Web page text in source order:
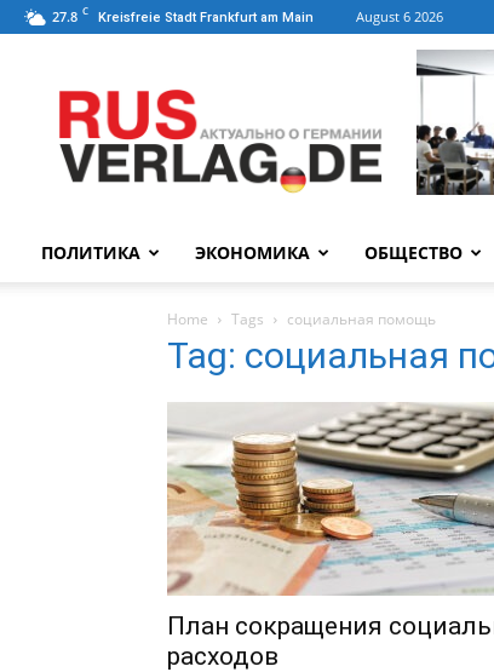
27.8 C Kreisfreie Stadt Frankfurt am Main August 6 2026
ПОЛИТИКА ЭКОНОМИКА ОБЩЕСТВО
Home Tags социальная помощь
Tag: социальная
План сокращения
расходов